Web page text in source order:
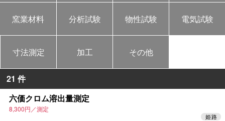
窯業材料 分析試験 物性試験 電気試験
寸法測定 加工 その他
21 件
六価クロム溶出量測定
8,300円／測定
姫路